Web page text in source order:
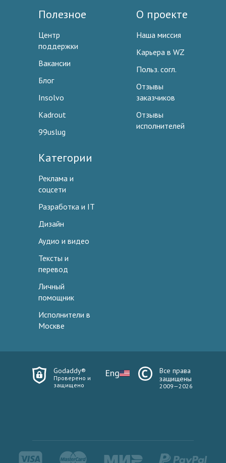
Полезное
Центр
поддержки
Вакансии
Блог
Insolvo
Kadrout
99uslug
О проекте
Наша миссия
Карьера в WZ
Польз. согл.
Отзывы
заказчиков
Отзывы
исполнителей
Категории
Реклама и
соцсети
Разработка и IT
Дизайн
Аудио и видео
Тексты и
перевод
Личный
помощник
Исполнители в
Москве
Godaddy®
Проверено и
защищено
Eng
Все права
защищены
2009—2026